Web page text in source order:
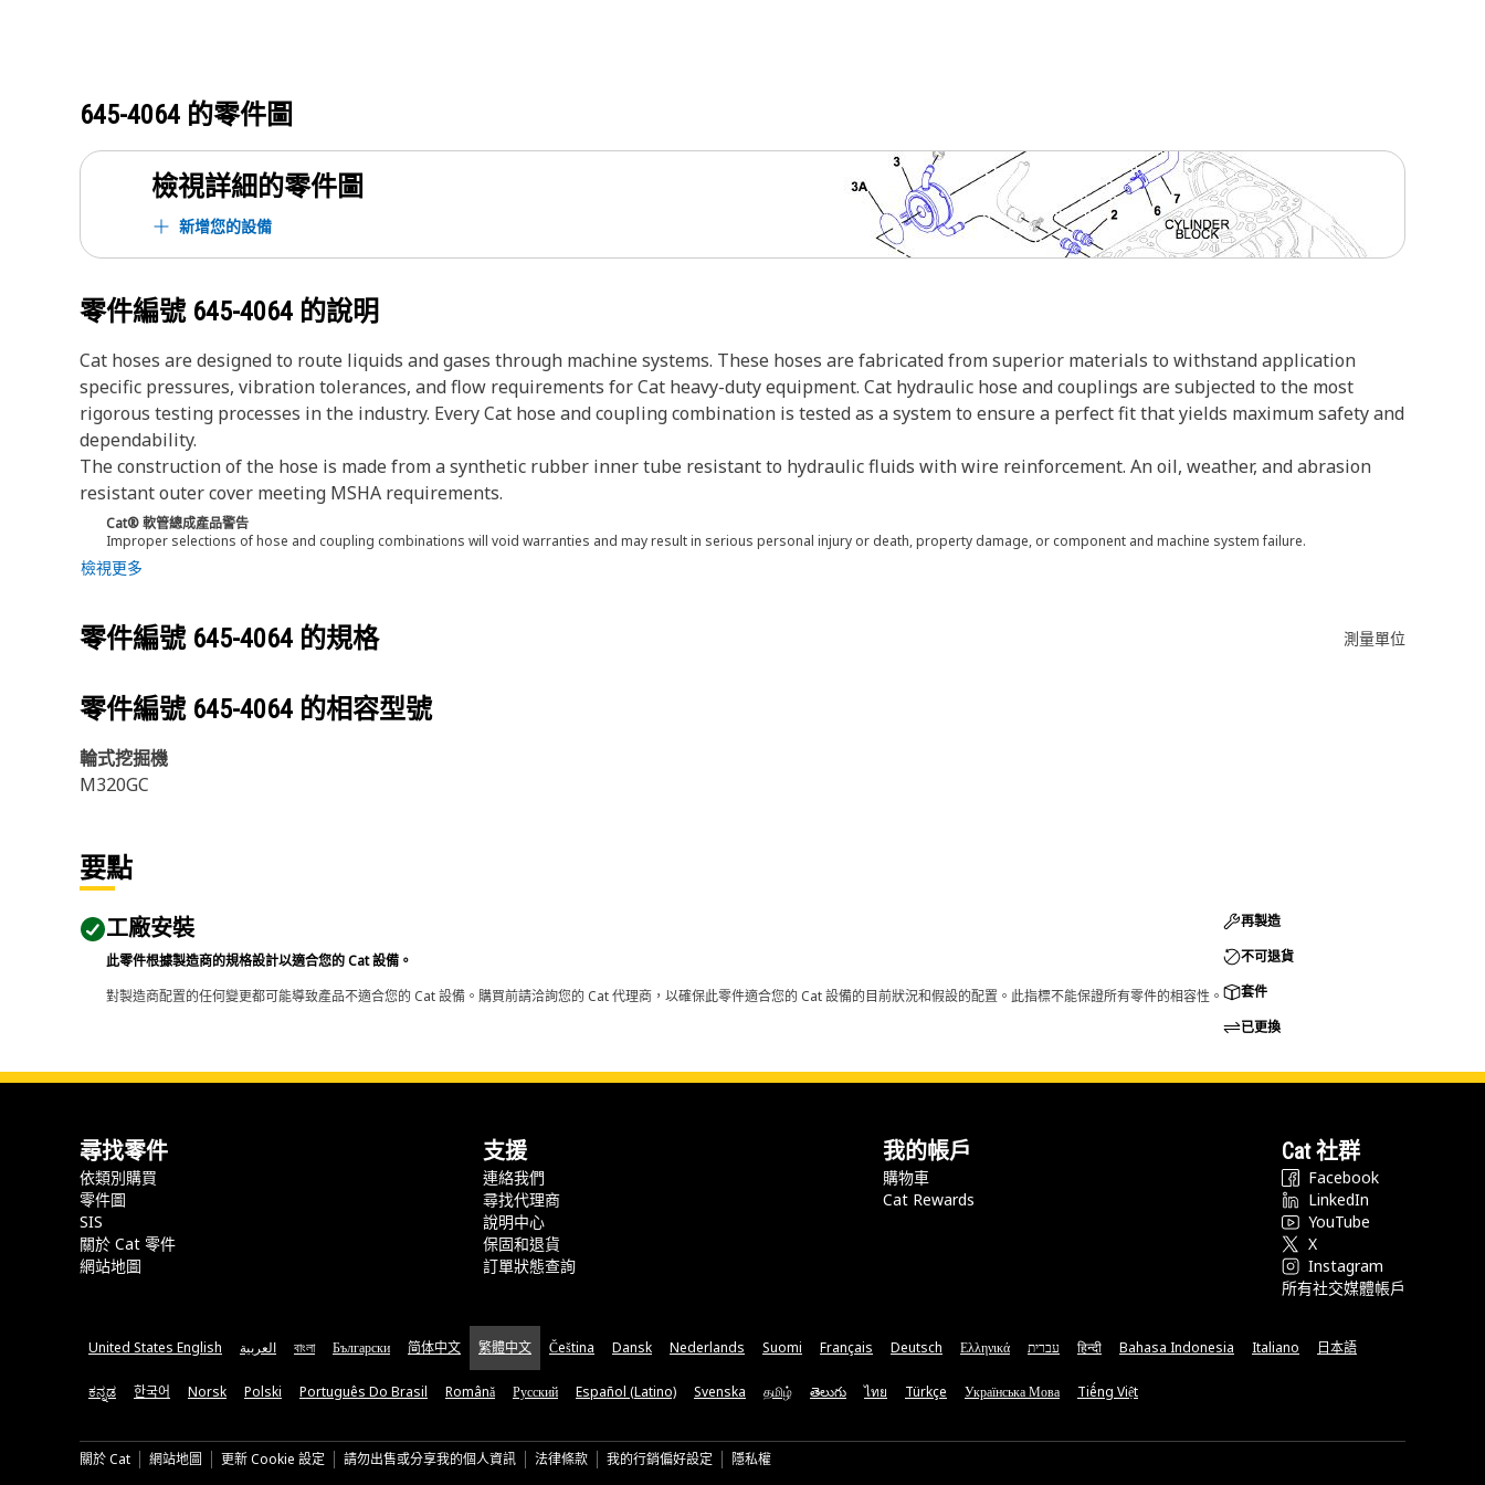
645-4064 的零件圖
檢視詳細的零件圖
新增您的設備
零件編號 645-4064 的說明
Cat hoses are designed to route liquids and gases through machine systems. These hoses are fabricated from superior materials to withstand application
specific pressures, vibration tolerances, and flow requirements for Cat heavy-duty equipment. Cat hydraulic hose and couplings are subjected to the most
rigorous testing processes in the industry. Every Cat hose and coupling combination is tested as a system to ensure a perfect fit that yields maximum safety and
dependability.
The construction of the hose is made from a synthetic rubber inner tube resistant to hydraulic fluids with wire reinforcement. An oil, weather, and abrasion
resistant outer cover meeting MSHA requirements.
Cat® 軟管總成產品警告
Improper selections of hose and coupling combinations will void warranties and may result in serious personal injury or death, property damage, or component and machine system failure.
檢視更多
零件編號 645-4064 的規格 測量單位
零件編號 645-4064 的相容型號
輪式挖掘機
M320GC
要點
工廠安裝
此零件根據製造商的規格設計以適合您的 Cat 設備。
對製造商配置的任何變更都可能導致產品不適合您的 Cat 設備。購買前請洽詢您的 Cat 代理商，以確保此零件適合您的 Cat 設備的目前狀況和假設的配置。此指標不能保證所有零件的相容性。
再製造
不可退貨
套件
已更換
尋找零件
依類別購買
零件圖
SIS
關於 Cat 零件
網站地圖
支援
連絡我們
尋找代理商
說明中心
保固和退貨
訂單狀態查詢
我的帳戶
購物車
Cat Rewards
Cat 社群
Facebook
LinkedIn
YouTube
X
Instagram
所有社交媒體帳戶
United States English العربية বাংলা Български 简体中文 繁體中文 Čeština Dansk Nederlands Suomi Français Deutsch Ελληνικά עברית हिन्दी Bahasa Indonesia Italiano 日本語
ಕನ್ನಡ 한국어 Norsk Polski Português Do Brasil Română Русский Español (Latino) Svenska தமிழ் తెలుగు ไทย Türkçe Українська Мова Tiếng Việt
關於 Cat 網站地圖 更新 Cookie 設定 請勿出售或分享我的個人資訊 法律條款 我的行銷偏好設定 隱私權